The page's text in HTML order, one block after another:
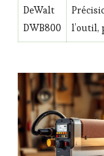
DeWalt
DWB800
l’outil,